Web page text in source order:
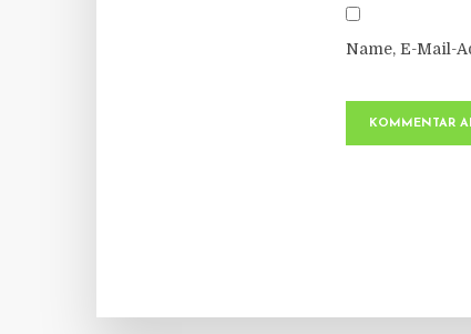
Name, E-Mail-